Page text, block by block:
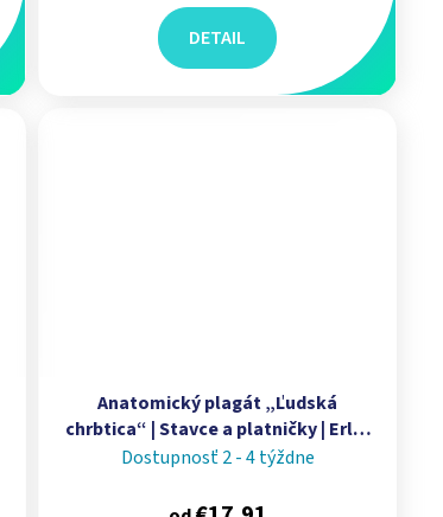
DETAIL
Anatomický plagát „Ľudská
chrbtica“ | Stavce a platničky | Erler
Zimmer
Dostupnosť 2 - 4 týždne